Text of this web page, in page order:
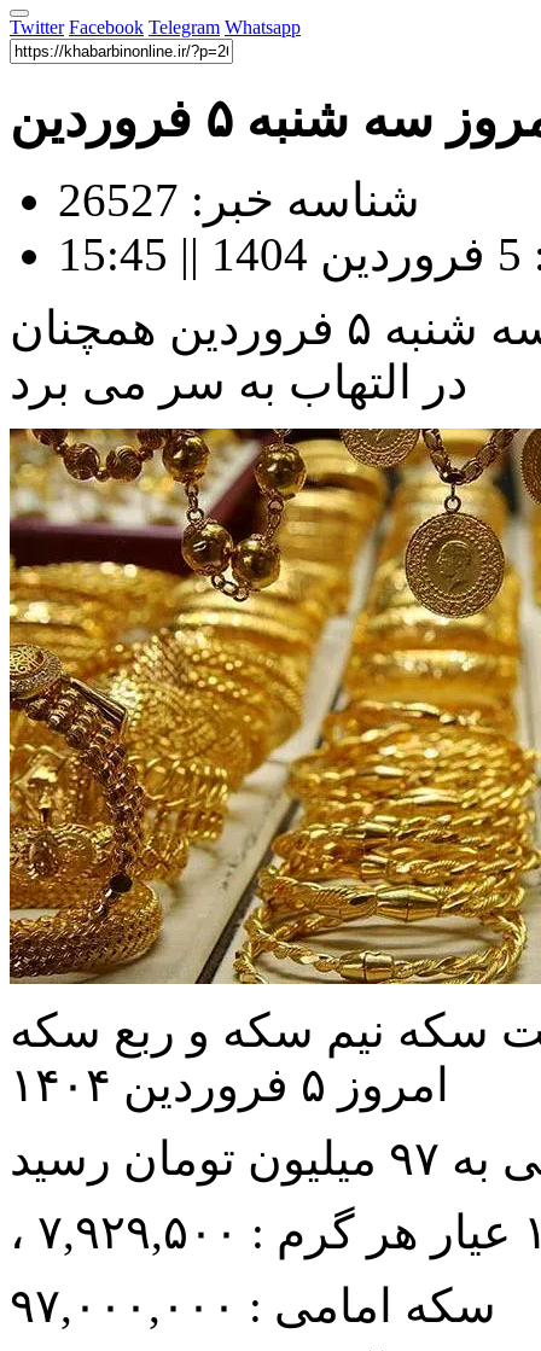
Twitter Facebook Telegram Whatsapp
شنبه ۵ فروردین
شناسه خبر: 26527
قیمت طلا و سکه در بازار امروز سه شنبه ۵ فروردین همچنان
در التهاب به سر می برد
سکه نیم سکه و ربع سکه
امروز ۵ فروردین ۱۴۰۴
سکه امامی : ۹۷,۰۰۰,۰۰۰